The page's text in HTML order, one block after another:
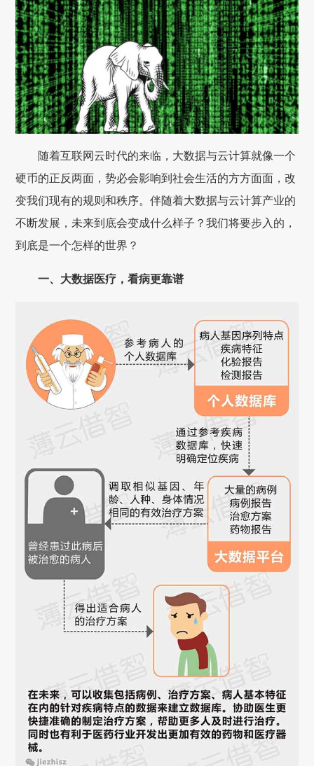
随着互联网云时代的来临，大数据与云计算就像一个
硬币的正反两面，势必会影响到社会生活的方方面面，改
变我们现有的规则和秩序。伴随着大数据与云计算产业的
不断发展，未来到底会变成什么样子？我们将要步入的，
到底是一个怎样的世界？
一、大数据医疗，看病更靠谱